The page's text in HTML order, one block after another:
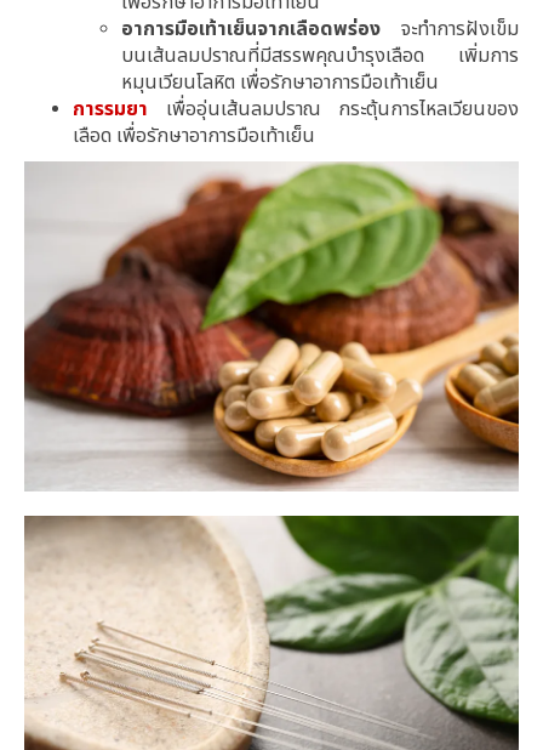
อาการมือเท้าเย็นจากเลือดพร่อง จะทำการฝังเข็ม
บนเส้นลมปราณที่มีสรรพคุณบำรุงเลือด เพิ่มการ
หมุนเวียนโลหิต เพื่อรักษาอาการมือเท้าเย็น
การรมยา เพื่ออุ่นเส้นลมปราณ กระตุ้นการไหลเวียนของ
เลือด เพื่อรักษาอาการมือเท้าเย็น